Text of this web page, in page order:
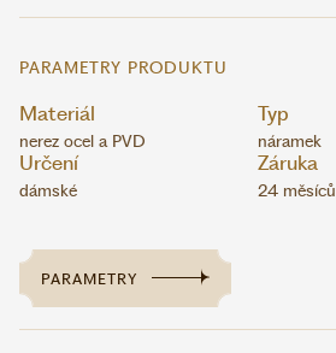
PARAMETRY PRODUKTU
Materiál
nerez ocel a PVD
Typ
náramek
Určení
dámské
Záruka
24 měsíců
PARAMETRY